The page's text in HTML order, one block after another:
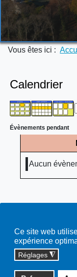
Ce site web
expérience
Réglages ◮
Vous êtes ici :
Calendrier
Évènements pendant
Aucun
Copyright © 2026